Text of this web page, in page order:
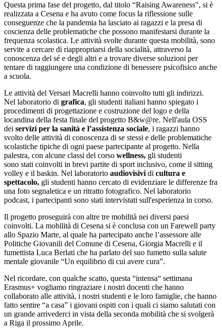
Questa prima fase del progetto, dal titolo “Raising Awareness", si è
realizzata a Cesena e ha avuto come focus la riflessione sulle
conseguenze che la pandemia ha lasciato ai ragazzi e la presa di
coscienza delle problematiche che possono manifestarsi durante la
frequenza scolastica. Le attività svolte durante questa mobilità, sono
servite a cercare di riappropriarsi della socialità, attraverso la
conoscenza del sé e degli altri e a trovare diverse soluzioni per
tentare di raggiungere una condizione di benessere psicofisico anche
a scuola.
Le attività del Versari Macrelli hanno coinvolto tutti gli indirizzi.
Nel laboratorio di grafica, gli studenti italiani hanno spiegato i
procedimenti di progettazione e costruzione del logo e della
locandina della festa finale del progetto B&w@re. Nell'aula OSS
dei servizi per la sanità e l’assistenza sociale, i ragazzi hanno
svolto delle attività di conoscenza di se stessi e delle problematiche
scolastiche tipiche di ogni paese partecipante al progetto. Nella
palestra, con alcune classi del corso wellness, gli studenti
sono stati coinvolti in brevi partite di sport inclusivo, come il sitting
volley e il baskin. Nel laboratorio audiovisivi di cultura e
spettacolo, gli studenti hanno cercato di evidenziare le differenze fra
una foto segnaletica e un ritratto fotografico. Nel laboratorio
podcast, i partecipanti sono stati intervistati sull'esperienza in corso.
Il progetto proseguirà con altre tre mobilità nei diversi paesi
coinvolti. La mobilità di Cesena si è conclusa con un Farewell party
allo Spazio Marte, al quale ha partecipato anche l’assessore alle
Politiche Giovanili del Comune di Cesena, Giorgia Macrelli e il
fumettista Luca Berlati che ha parlato del suo fumetto sulla salute
mentale giovanile “Un equilibrio di cui avere cura”.
Nel ricordare, con qualche scatto, questa “intensa“ settimana
Erasmus+ vogliamo ringraziare i nostri docenti che hanno
collaborato alle attività, i nostri studenti e le loro famiglie, che hanno
fatto sentire “a casa” i giovani ospiti con i quali ci siamo salutati con
un grande arrivederci in vista della seconda mobilità che si svolgerà
a Riga il prossimo Aprile.